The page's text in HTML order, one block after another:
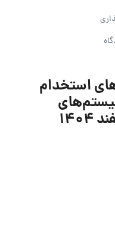
استخدام